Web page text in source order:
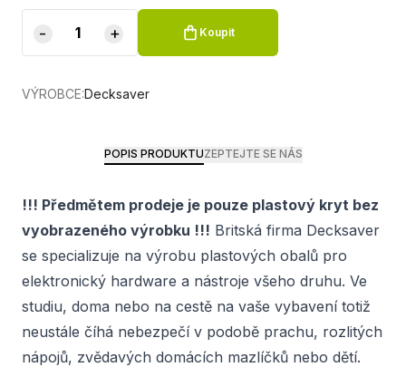
- + Koupit
VÝROBCE:Decksaver
POPIS PRODUKTUZEPTEJTE SE NÁS
!!! Předmětem prodeje je pouze plastový kryt bez
vyobrazeného výrobku !!! Britská firma Decksaver
se specializuje na výrobu plastových obalů pro
elektronický hardware a nástroje všeho druhu. Ve
studiu, doma nebo na cestě na vaše vybavení totiž
neustále číhá nebezpečí v podobě prachu, rozlitých
nápojů, zvědavých domácích mazlíčků nebo dětí.